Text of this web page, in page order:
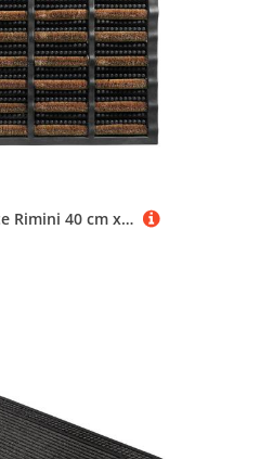
Astra Fußmatte Rimini 40 cm x 60 cm Design 001